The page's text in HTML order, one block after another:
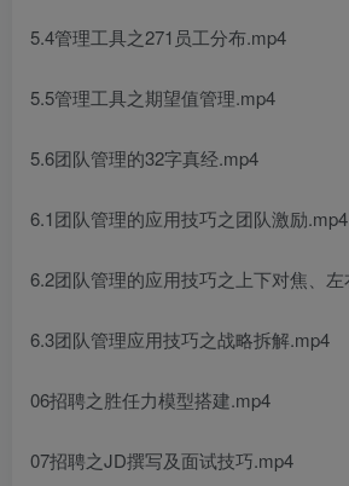
5.4管理工具之271员工分布.mp4
5.5管理工具之期望值管理.mp4
5.6团队管理的32字真经.mp4
6.1团队管理的应用技巧之团队激励.mp4
6.2团队管理的应用技巧之上下对焦、
6.3团队管理应用技巧之战略拆解.mp4
06招聘之胜任力模型搭建.mp4
07招聘之JD撰写及面试技巧.mp4